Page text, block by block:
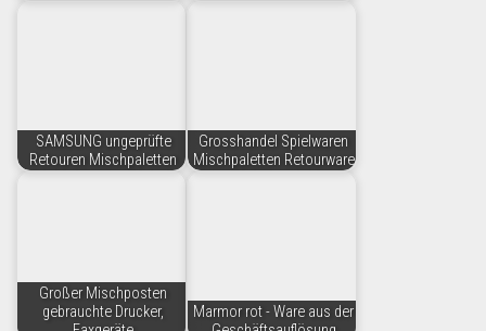
SAMSUNG ungeprüfte
Retouren Mischpaletten
Grosshandel Spielwaren
Mischpaletten Retourware
Großer Mischposten
gebrauchte Drucker,
Marmor rot - Ware aus der